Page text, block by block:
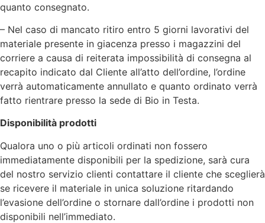
quanto consegnato.
– Nel caso di mancato ritiro entro 5 giorni lavorativi del
materiale presente in giacenza presso i magazzini del
corriere a causa di reiterata impossibilità di consegna al
recapito indicato dal Cliente all’atto dell’ordine, l’ordine
verrà automaticamente annullato e quanto ordinato verrà
fatto rientrare presso la sede di Bio in Testa.
Disponibilità prodotti
Qualora uno o più articoli ordinati non fossero
immediatamente disponibili per la spedizione, sarà cura
del nostro servizio clienti contattare il cliente che sceglierà
se ricevere il materiale in unica soluzione ritardando
l’evasione dell’ordine o stornare dall’ordine i prodotti non
disponibili nell’immediato.